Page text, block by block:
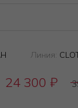
Линия:
24 300 ₽